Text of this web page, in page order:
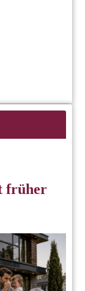
früher